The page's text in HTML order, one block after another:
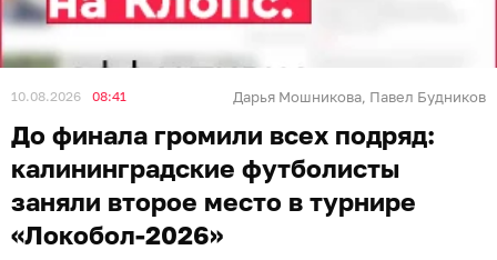
10.08.2026 08:41 Дарья Мошникова, Павел Будников
До финала громили всех подряд:
калининградские футболисты
заняли второе место в турнире
«Локобол-2026»